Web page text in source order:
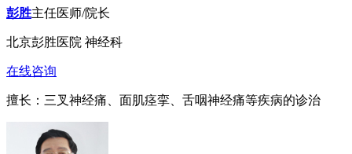
彭胜主任医师/院长
北京彭胜医院 神经科
在线咨询
擅长：三叉神经痛、面肌痉挛、舌咽神经痛等疾病的诊治